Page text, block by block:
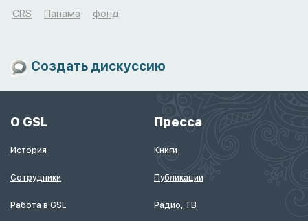
CRS
Панама фонд
Создать дискуссию
О GSL
История
Сотрудники
Работа в GSL
Пресса
Книги
Публикации
Радио, ТВ